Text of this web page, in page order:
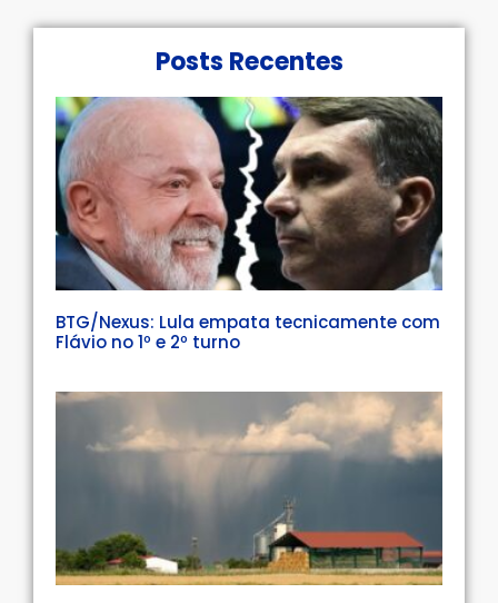
Posts Recentes
BTG/Nexus: Lula empata tecnicamente com
Flávio no 1º e 2º turno